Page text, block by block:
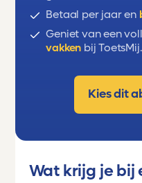
Betaal per jaar en
Geniet van een
vakken bij ToetsMij.
Kies dit
Wat krijg je bij